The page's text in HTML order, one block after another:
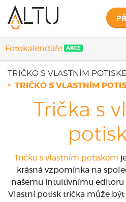
Fotokalendáře AKCE
TRIČKO S VLASTNÍM
TRIČKO S VLASTNÍM
Trička s
Tričko s vlastním potiskem
krásná vzpomínka na
našemu intuitivnímu editoru
Vlastní potisk trička může